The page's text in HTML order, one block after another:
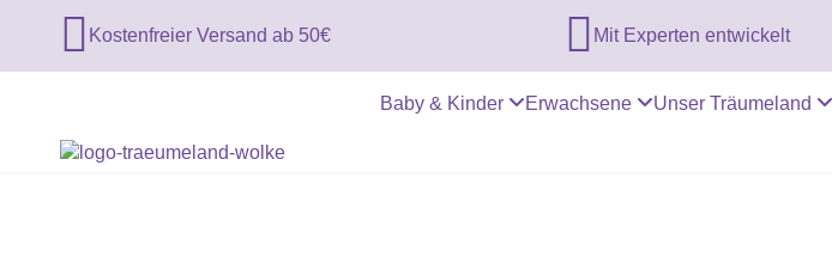
 Kostenfreier Versand ab 50€  Mit Experten entwickelt
Baby & Kinder Erwachsene Unser Träumeland